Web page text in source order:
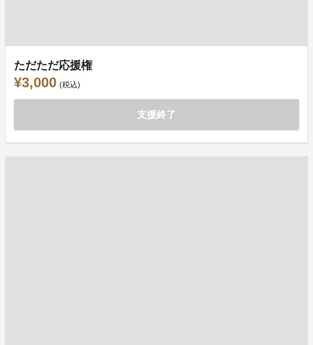
ただただ応援権
¥3,000 (税込)
支援終了